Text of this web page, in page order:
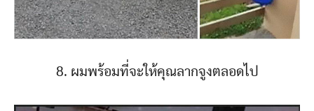
8. ผมพร้อมที่จะให้คุณลากจูงตลอดไป